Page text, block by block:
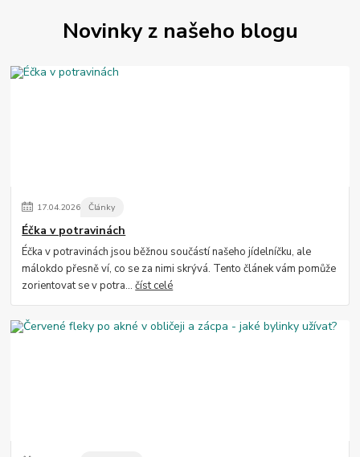
Novinky z našeho blogu
17.04.2026 Články
Éčka v potravinách
Éčka v potravinách jsou běžnou součástí našeho jídelníčku, ale
málokdo přesně ví, co se za nimi skrývá. Tento článek vám pomůže
zorientovat se v potra...číst celé